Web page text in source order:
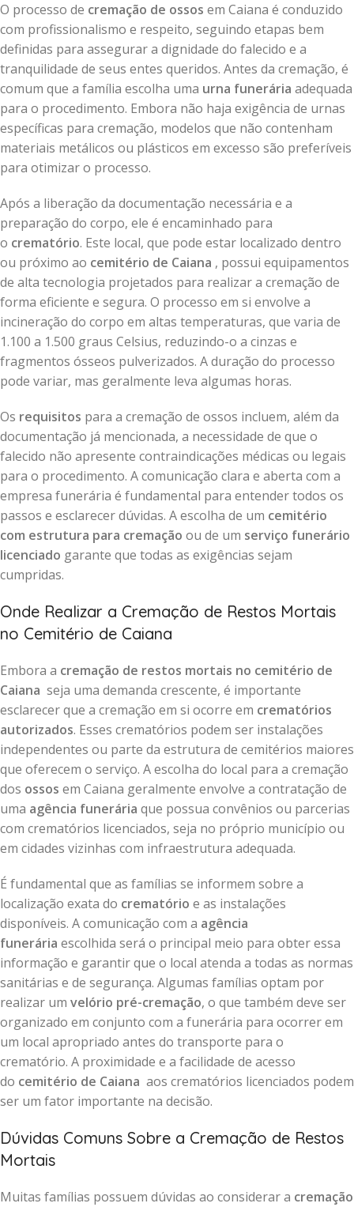
O processo de cremação de ossos em Caiana é conduzido
com profissionalismo e respeito, seguindo etapas bem
definidas para assegurar a dignidade do falecido e a
tranquilidade de seus entes queridos. Antes da cremação, é
comum que a família escolha uma urna funerária adequada
para o procedimento. Embora não haja exigência de urnas
específicas para cremação, modelos que não contenham
materiais metálicos ou plásticos em excesso são preferíveis
para otimizar o processo.
Após a liberação da documentação necessária e a
preparação do corpo, ele é encaminhado para
o crematório. Este local, que pode estar localizado dentro
ou próximo ao cemitério de Caiana , possui equipamentos
de alta tecnologia projetados para realizar a cremação de
forma eficiente e segura. O processo em si envolve a
incineração do corpo em altas temperaturas, que varia de
1.100 a 1.500 graus Celsius, reduzindo-o a cinzas e
fragmentos ósseos pulverizados. A duração do processo
pode variar, mas geralmente leva algumas horas.
Os requisitos para a cremação de ossos incluem, além da
documentação já mencionada, a necessidade de que o
falecido não apresente contraindicações médicas ou legais
para o procedimento. A comunicação clara e aberta com a
empresa funerária é fundamental para entender todos os
passos e esclarecer dúvidas. A escolha de um cemitério
com estrutura para cremação ou de um serviço funerário
licenciado garante que todas as exigências sejam
cumpridas.
Onde Realizar a Cremação de Restos Mortais
no Cemitério de Caiana
Embora a cremação de restos mortais no cemitério de
Caiana seja uma demanda crescente, é importante
esclarecer que a cremação em si ocorre em crematórios
autorizados. Esses crematórios podem ser instalações
independentes ou parte da estrutura de cemitérios maiores
que oferecem o serviço. A escolha do local para a cremação
dos ossos em Caiana geralmente envolve a contratação de
uma agência funerária que possua convênios ou parcerias
com crematórios licenciados, seja no próprio município ou
em cidades vizinhas com infraestrutura adequada.
É fundamental que as famílias se informem sobre a
localização exata do crematório e as instalações
disponíveis. A comunicação com a agência
funerária escolhida será o principal meio para obter essa
informação e garantir que o local atenda a todas as normas
sanitárias e de segurança. Algumas famílias optam por
realizar um velório pré-cremação, o que também deve ser
organizado em conjunto com a funerária para ocorrer em
um local apropriado antes do transporte para o
crematório. A proximidade e a facilidade de acesso
do cemitério de Caiana aos crematórios licenciados podem
ser um fator importante na decisão.
Dúvidas Comuns Sobre a Cremação de Restos
Mortais
Muitas famílias possuem dúvidas ao considerar a cremação